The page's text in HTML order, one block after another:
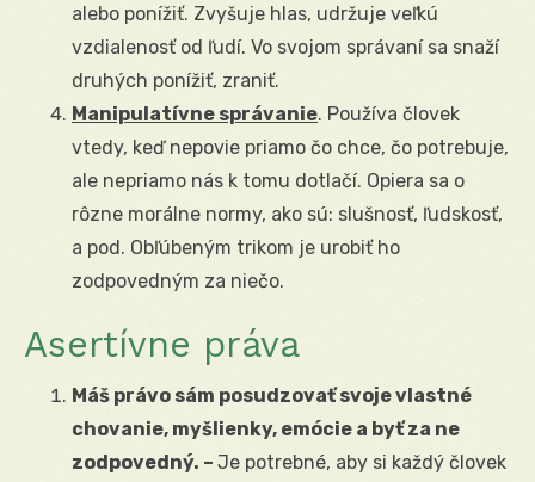
alebo ponížiť. Zvyšuje hlas, udržuje veľkú
vzdialenosť od ľudí. Vo svojom správaní sa snaží
druhých ponížiť, zraniť.
Manipulatívne správanie. Používa človek
vtedy, keď nepovie priamo čo chce, čo potrebuje,
ale nepriamo nás k tomu dotlačí. Opiera sa o
rôzne morálne normy, ako sú: slušnosť, ľudskosť,
a pod. Obľúbeným trikom je urobiť ho
zodpovedným za niečo.
Asertívne práva
Máš právo sám posudzovať svoje vlastné
chovanie, myšlienky, emócie a byť za ne
zodpovedný. – Je potrebné, aby si každý človek